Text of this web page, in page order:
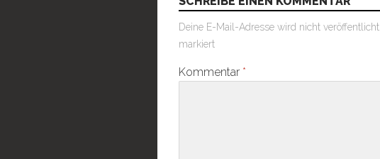
Deine E-Mail-Adresse wird nicht veröffentlicht.
markiert
Kommentar *